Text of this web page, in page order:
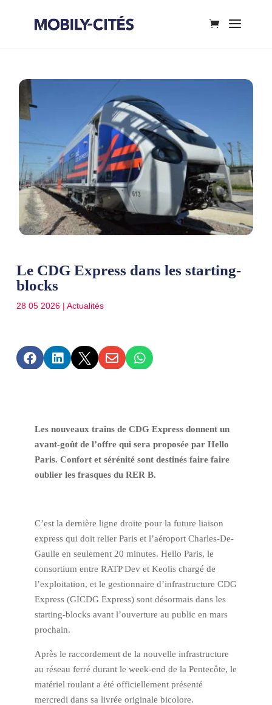
Le CDG Express dans les starting-
blocks
28 05 2026| Actualités
    
Les nouveaux trains de CDG Express donnent un
avant-goût de l’offre qui sera proposée par Hello
Paris. Confort et sérénité sont destinés faire faire
oublier les frasques du RER B.
C’est la dernière ligne droite pour la future liaison
express qui doit relier Paris et l’aéroport Charles-De-
Gaulle en seulement 20 minutes. Hello Paris, le
consortium entre RATP Dev et Keolis chargé de
l’exploitation, et le gestionnaire d’infrastructure CDG
Express (GICDG Express) sont désormais dans les
starting-blocks avant l’ouverture au public en mars
prochain.
Après le raccordement de la nouvelle infrastructure
au réseau ferré durant le week-end de la Pentecôte, le
matériel roulant a été officiellement présenté
mercredi dans sa livrée originale bicolore.